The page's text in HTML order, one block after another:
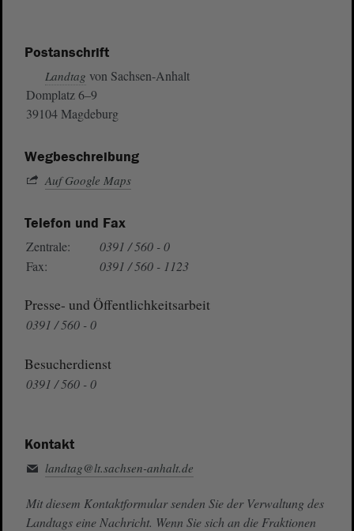
Postanschrift
Landtag von Sachsen-Anhalt
Domplatz 6–9
39104 Magdeburg
Wegbeschreibung
Auf Google Maps
Telefon und Fax
Zentrale:
0391 / 560 - 0
Fax:
0391 / 560 - 1123
Presse- und Öffentlichkeitsarbeit
0391 / 560 - 0
Besucherdienst
0391 / 560 - 0
Kontakt
landtag@lt.sachsen-anhalt.de
Mit diesem Kontaktformular senden Sie der Verwaltung des
Landtags eine Nachricht. Wenn Sie sich an die Fraktionen